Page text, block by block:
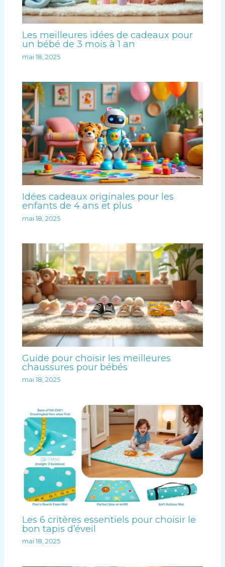
Les meilleures idées de cadeaux pour
un bébé de 3 mois à 1 an
mai 18, 2025
Idées cadeaux originales pour les
enfants de 4 ans et plus
mai 18, 2025
Guide pour choisir les meilleures
chaussures pour bébés
mai 18, 2025
Les 6 critères essentiels pour choisir le
bon tapis d’éveil
mai 18, 2025